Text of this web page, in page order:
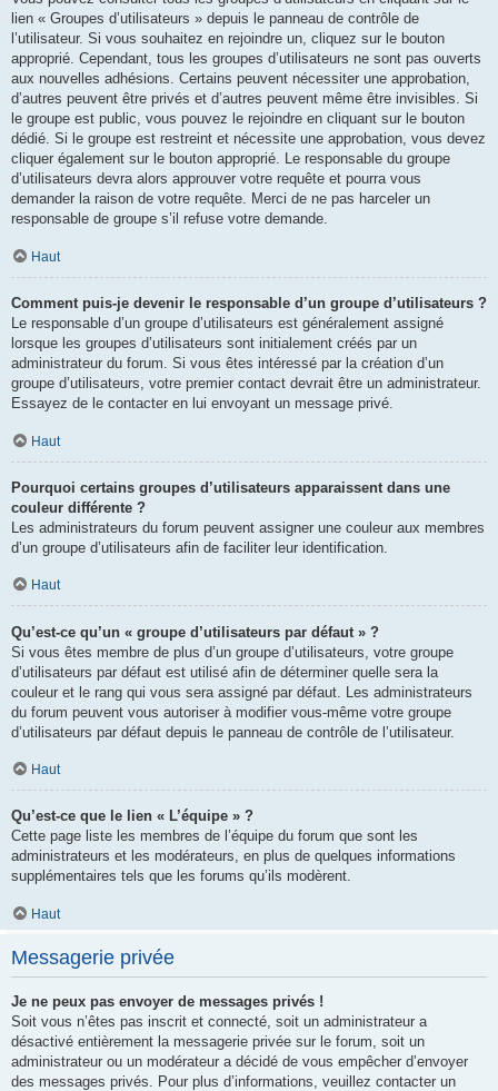
lien « Groupes d’utilisateurs » depuis le panneau de contrôle de
l’utilisateur. Si vous souhaitez en rejoindre un, cliquez sur le bouton
approprié. Cependant, tous les groupes d’utilisateurs ne sont pas ouverts
aux nouvelles adhésions. Certains peuvent nécessiter une approbation,
d’autres peuvent être privés et d’autres peuvent même être invisibles. Si
le groupe est public, vous pouvez le rejoindre en cliquant sur le bouton
dédié. Si le groupe est restreint et nécessite une approbation, vous devez
cliquer également sur le bouton approprié. Le responsable du groupe
d’utilisateurs devra alors approuver votre requête et pourra vous
demander la raison de votre requête. Merci de ne pas harceler un
responsable de groupe s’il refuse votre demande.
Haut
Comment puis-je devenir le responsable d’un groupe d’utilisateurs ?
Le responsable d’un groupe d’utilisateurs est généralement assigné
lorsque les groupes d’utilisateurs sont initialement créés par un
administrateur du forum. Si vous êtes intéressé par la création d’un
groupe d’utilisateurs, votre premier contact devrait être un administrateur.
Essayez de le contacter en lui envoyant un message privé.
Haut
Pourquoi certains groupes d’utilisateurs apparaissent dans une
couleur différente ?
Les administrateurs du forum peuvent assigner une couleur aux membres
d’un groupe d’utilisateurs afin de faciliter leur identification.
Haut
Qu’est-ce qu’un « groupe d’utilisateurs par défaut » ?
Si vous êtes membre de plus d’un groupe d’utilisateurs, votre groupe
d’utilisateurs par défaut est utilisé afin de déterminer quelle sera la
couleur et le rang qui vous sera assigné par défaut. Les administrateurs
du forum peuvent vous autoriser à modifier vous-même votre groupe
d’utilisateurs par défaut depuis le panneau de contrôle de l’utilisateur.
Haut
Qu’est-ce que le lien « L’équipe » ?
Cette page liste les membres de l’équipe du forum que sont les
administrateurs et les modérateurs, en plus de quelques informations
supplémentaires tels que les forums qu’ils modèrent.
Haut
Messagerie privée
Je ne peux pas envoyer de messages privés !
Soit vous n’êtes pas inscrit et connecté, soit un administrateur a
désactivé entièrement la messagerie privée sur le forum, soit un
administrateur ou un modérateur a décidé de vous empêcher d’envoyer
des messages privés. Pour plus d’informations, veuillez contacter un